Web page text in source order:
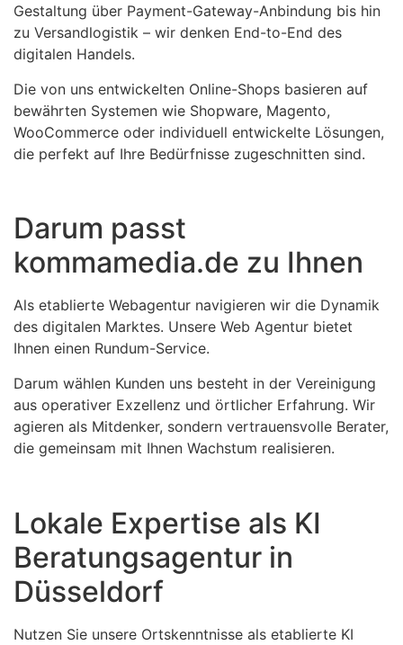
Gestaltung über Payment-Gateway-Anbindung bis hin
zu Versandlogistik – wir denken End-to-End des
digitalen Handels.
Die von uns entwickelten Online-Shops basieren auf
bewährten Systemen wie Shopware, Magento,
WooCommerce oder individuell entwickelte Lösungen,
die perfekt auf Ihre Bedürfnisse zugeschnitten sind.
Darum passt
kommamedia.de zu Ihnen
Als etablierte Webagentur navigieren wir die Dynamik
des digitalen Marktes. Unsere Web Agentur bietet
Ihnen einen Rundum-Service.
Darum wählen Kunden uns besteht in der Vereinigung
aus operativer Exzellenz und örtlicher Erfahrung. Wir
agieren als Mitdenker, sondern vertrauensvolle Berater,
die gemeinsam mit Ihnen Wachstum realisieren.
Lokale Expertise als KI
Beratungsagentur in
Düsseldorf
Nutzen Sie unsere Ortskenntnisse als etablierte KI